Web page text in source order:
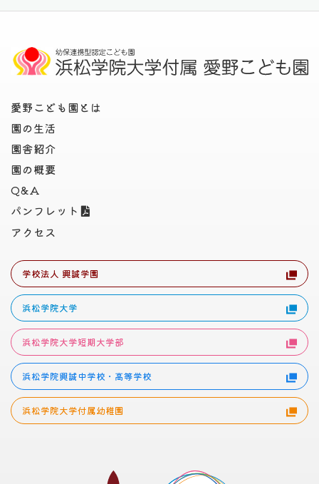
愛野こども園とは
園の生活
園舎紹介
園の概要
Q&A
パンフレット
アクセス
学校法人 興誠学園
浜松学院大学
浜松学院大学短期大学部
浜松学院興誠中学校・高等学校
浜松学院大学付属幼稚園